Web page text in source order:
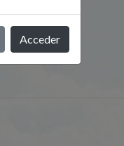
Acceder